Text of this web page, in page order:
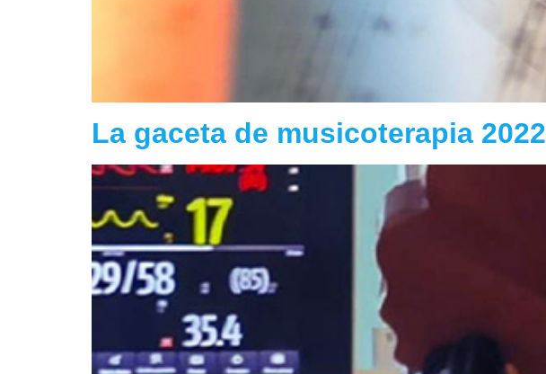
La gaceta de musicoterapia 2022